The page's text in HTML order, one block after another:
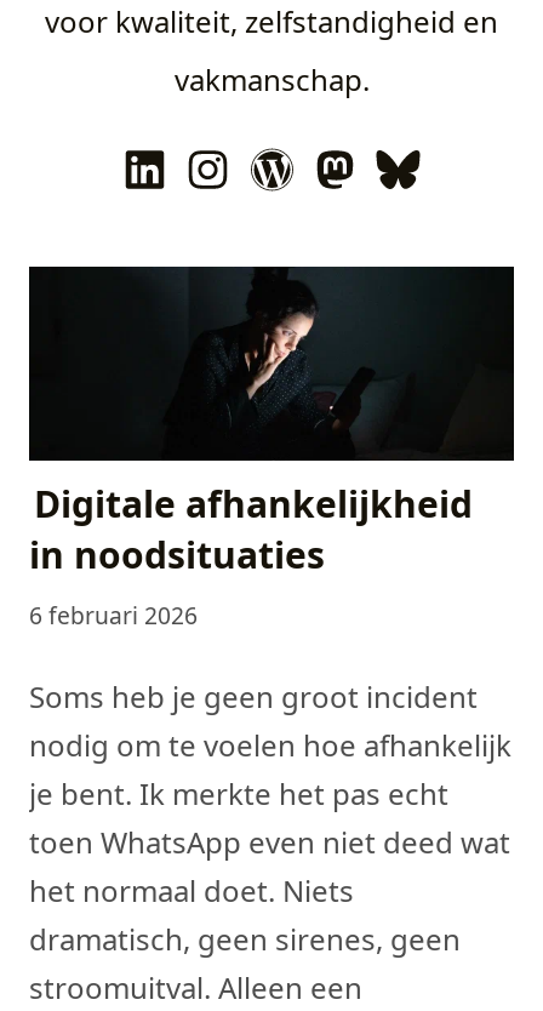
voor kwaliteit, zelfstandigheid en
vakmanschap.
Digitale afhankelijkheid
in noodsituaties
6 februari 2026
Soms heb je geen groot incident
nodig om te voelen hoe afhankelijk
je bent. Ik merkte het pas echt
toen WhatsApp even niet deed wat
het normaal doet. Niets
dramatisch, geen sirenes, geen
stroomuitval. Alleen een